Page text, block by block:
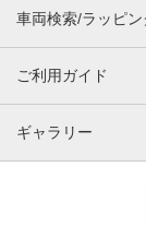
車両検索/ラッピ
ご利用ガイド
ギャラリー